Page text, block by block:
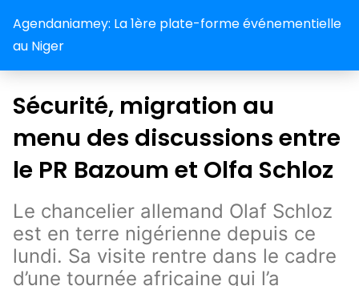
Agendaniamey: La 1ère plate-forme événementielle
au Niger
Sécurité, migration au
menu des discussions entre
le PR Bazoum et Olfa Schloz
Le chancelier allemand Olaf Schloz
est en terre nigérienne depuis ce
lundi. Sa visite rentre dans le cadre
d’une tournée africaine qui l’a